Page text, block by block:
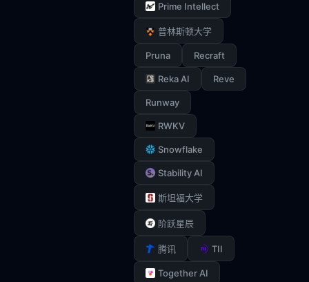
Prime Intellect
普林斯顿大学
Pruna Recraft
Reka AI Reve
Runway
RWKV
Snowflake
Stability AI
斯坦福大学
阶跃星辰
腾讯 TII
Together AI